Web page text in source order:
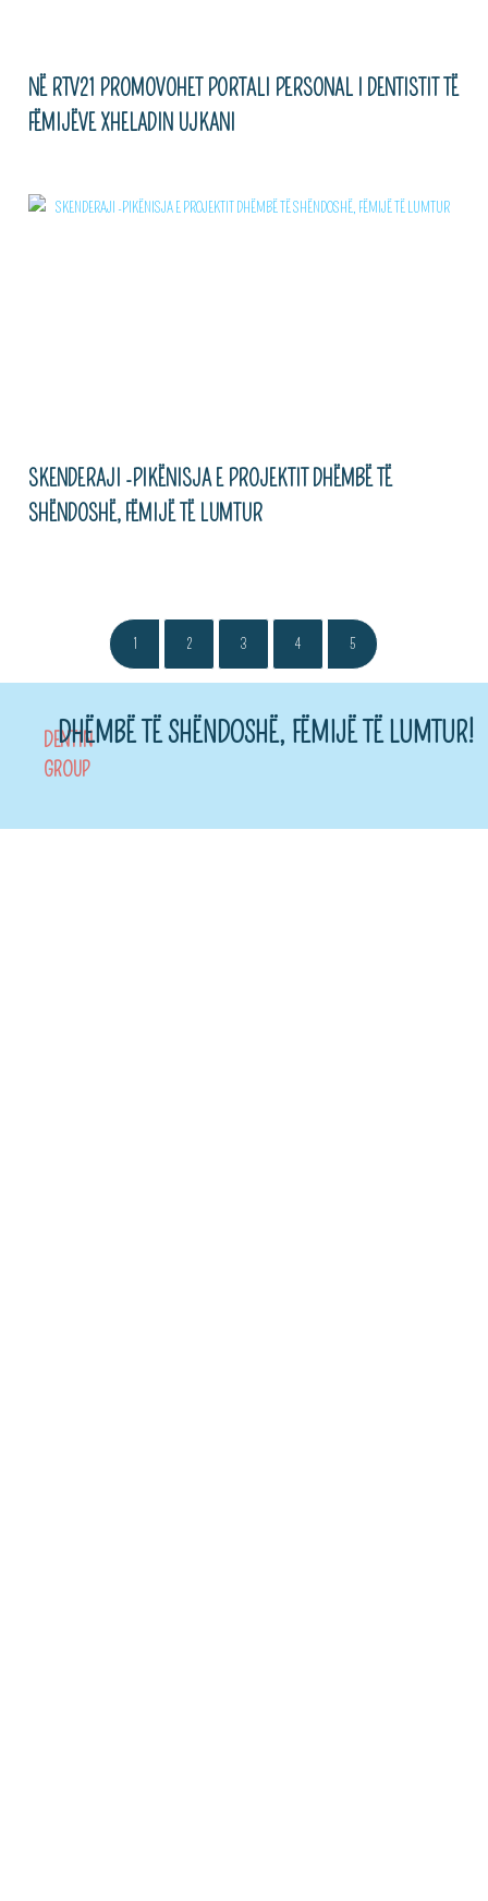
NË RTV21 PROMOVOHET PORTALI PERSONAL I DENTISTIT TË
FËMIJËVE XHELADIN UJKANI
SKENDERAJI -PIKËNISJA E PROJEKTIT DHËMBË TË
SHËNDOSHË, FËMIJË TË LUMTUR
1 2 3 4 5
DENTIN
GROUP
DHËMBË TË SHËNDOSHË, FËMIJË TË LUMTUR!